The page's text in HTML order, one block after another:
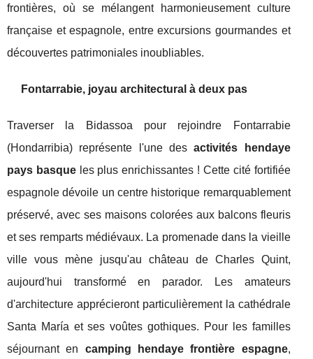
frontières, où se mélangent harmonieusement culture
française et espagnole, entre excursions gourmandes et
découvertes patrimoniales inoubliables.
Fontarrabie, joyau architectural à deux pas
Traverser la Bidassoa pour rejoindre Fontarrabie
(Hondarribia) représente l'une desactivités hendaye
pays basqueles plus enrichissantes ! Cette cité fortifiée
espagnole dévoile un centre historique remarquablement
préservé, avec ses maisons colorées aux balcons fleuris
et ses remparts médiévaux. La promenade dans la vieille
ville vous mène jusqu'au château de Charles Quint,
aujourd'hui transformé en parador. Les amateurs
d'architecture apprécieront particulièrement la cathédrale
Santa María et ses voûtes gothiques. Pour les familles
séjournant en camping hendaye frontière espagne,